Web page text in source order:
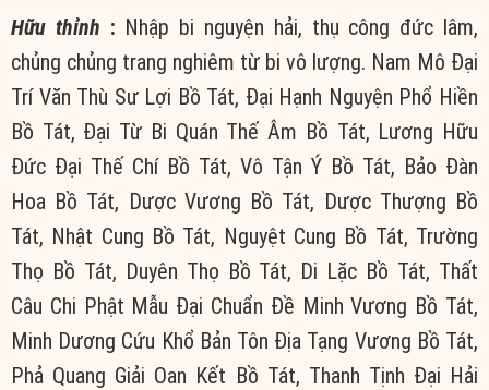
Hữu thỉnh : Nhập bi nguyện hải, thụ công đức lâm,
chủng chủng trang nghiêm từ bi vô lượng. Nam Mô Đại
Trí Văn Thù Sư Lợi Bồ Tát, Đại Hạnh Nguyện Phổ Hiền
Bồ Tát, Đại Từ Bi Quán Thế Âm Bồ Tát, Lương Hữu
Đức Đại Thế Chí Bồ Tát, Vô Tận Ý Bồ Tát, Bảo Đàn
Hoa Bồ Tát, Dược Vương Bồ Tát, Dược Thượng Bồ
Tát, Nhật Cung Bồ Tát, Nguyệt Cung Bồ Tát, Trường
Thọ Bồ Tát, Duyên Thọ Bồ Tát, Di Lặc Bồ Tát, Thất
Câu Chi Phật Mẫu Đại Chuẩn Đề Minh Vương Bồ Tát,
Minh Dương Cứu Khổ Bản Tôn Địa Tạng Vương Bồ Tát,
Phả Quang Giải Oan Kết Bồ Tát, Thanh Tịnh Đại Hải